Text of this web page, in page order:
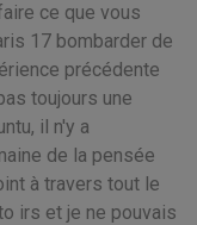
ce que vous
17 bombarder de
précédente
toujours une
il n'y a
de la pensée
à travers tout le
irs et je ne pouvais